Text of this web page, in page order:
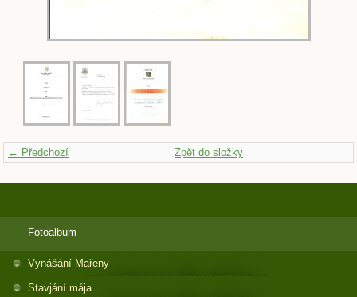
← Předchozí Zpět do složky
Fotoalbum
Vynášání Mařeny
Stavjání mája